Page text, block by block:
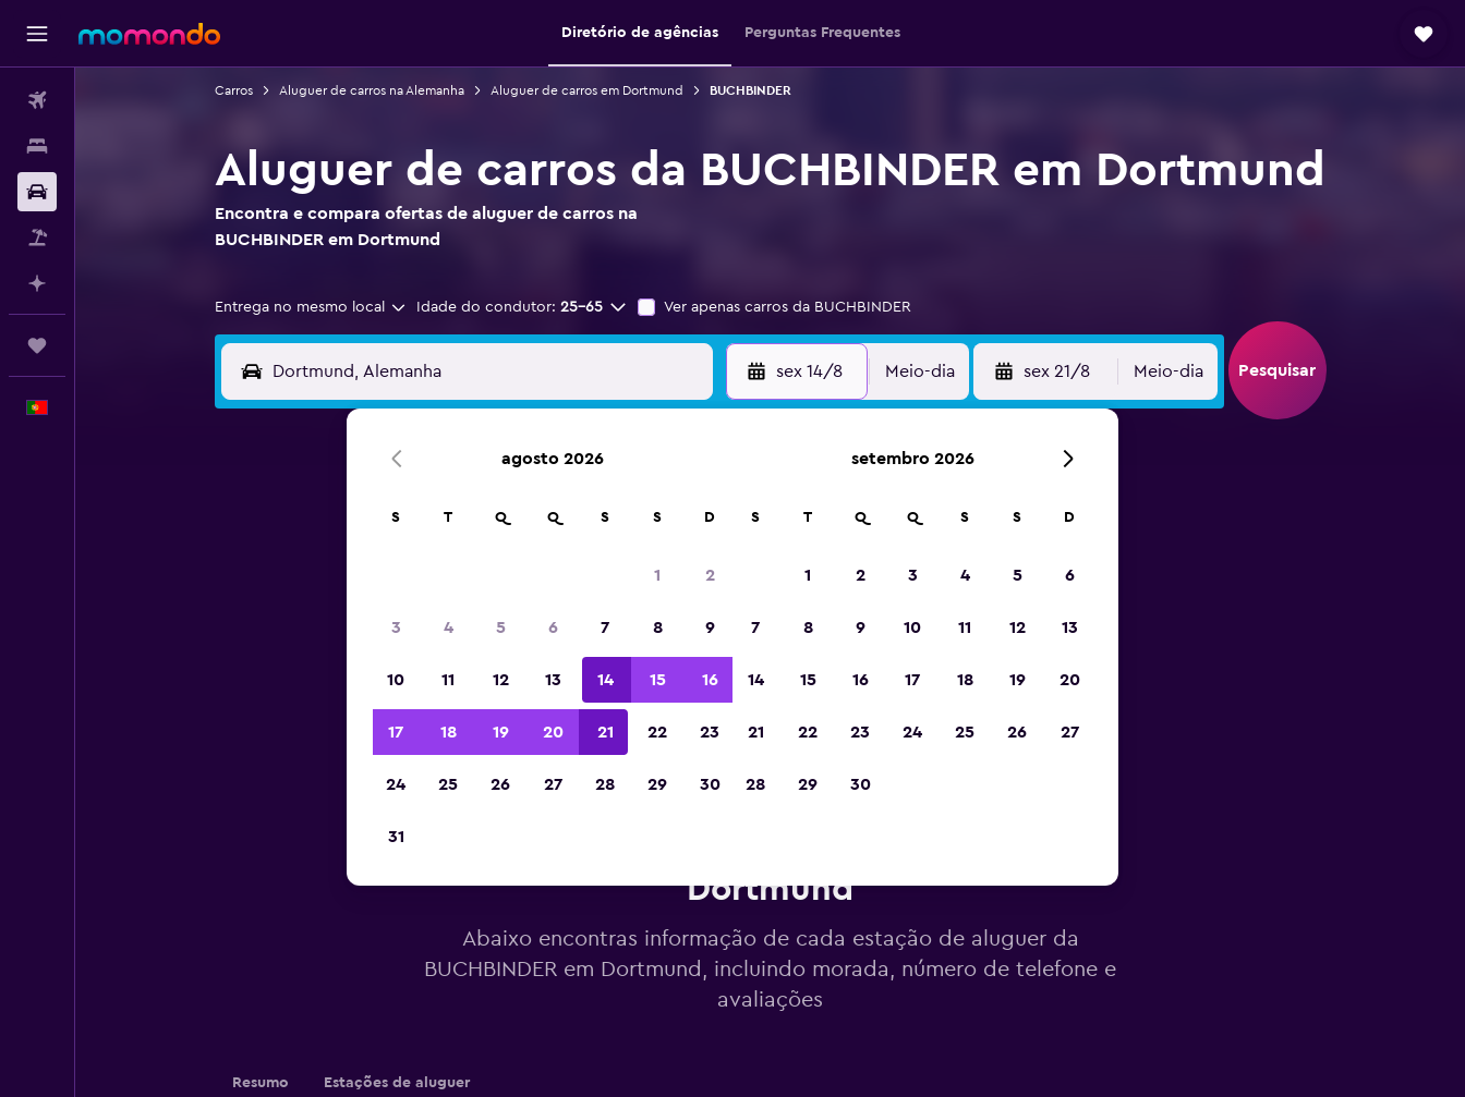
Diretório de agências Perguntas Frequentes
Carros Aluguer de carros na Alemanha Aluguer de carros em Dortmund BUCHBINDER
Aluguer de carros da BUCHBINDER em Dortmund
Encontra e compara ofertas de aluguer de carros na
BUCHBINDER em Dortmund
Entrega no mesmo local Idade do condutor: 25-65 Ver apenas carros da BUCHBINDER
sex 14/8 Meio-dia sex 21/8 Meio-dia Pesquisar
de 2023
Dortmund
Abaixo encontras informação de cada estação de aluguer da
BUCHBINDER em Dortmund, incluindo morada, número de telefone e
avaliações
Resumo Estações de aluguer
agosto 2026
S T Q Q S S D
1 2
3 4 5 6 7 8 9
10 11 12 13 14 15 16
17 18 19 20 21 22 23
24 25 26 27 28 29 30
31
setembro 2026
S T Q Q S S D
1 2 3 4 5 6
7 8 9 10 11 12 13
14 15 16 17 18 19 20
21 22 23 24 25 26 27
28 29 30